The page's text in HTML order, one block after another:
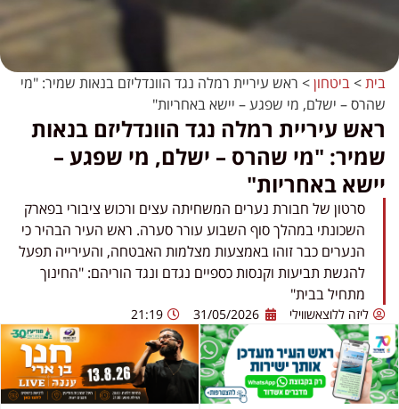
בית>ביטחון> ראש עיריית רמלה נגד הוונדליזם בנאות שמיר: "מי
שהרס – ישלם, מי שפגע – יישא באחריות"
ראש עיריית רמלה נגד הוונדליזם בנאות
שמיר: "מי שהרס – ישלם, מי שפגע –
יישא באחריות"
סרטון של חבורת נערים המשחיתה עצים ורכוש ציבורי בפארק
השכונתי במהלך סוף השבוע עורר סערה. ראש העיר הבהיר כי
הנערים כבר זוהו באמצעות מצלמות האבטחה, והעירייה תפעל
להגשת תביעות וקנסות כספיים נגדם ונגד הוריהם: "החינוך
מתחיל בבית"
ליזה ללוצאשווילי 31/05/2026
21:19